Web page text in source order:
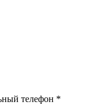
телефон *